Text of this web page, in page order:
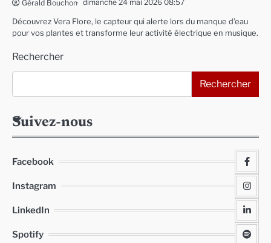
Gérald Bouchon dimanche 24 mai 2026 08:57
Découvrez Vera Flore, le capteur qui alerte lors du manque d’eau
pour vos plantes et transforme leur activité électrique en musique.
Rechercher
Rechercher
Suivez-nous
Facebook
Instagram
LinkedIn
Spotify